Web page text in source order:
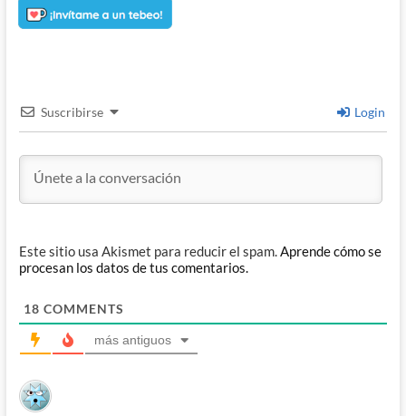
Suscribirse Login
Este sitio usa Akismet para reducir el spam.Aprende cómo se
procesan los datos de tus comentarios.
18 COMMENTS
más antiguos